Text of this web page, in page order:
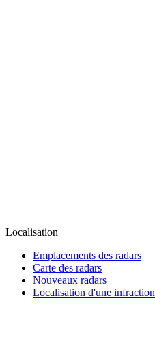
Localisation
Emplacements des radars
Carte des radars
Nouveaux radars
Localisation d'une infraction